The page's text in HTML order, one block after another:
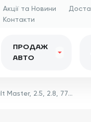
Акції та Новини
Контакти
ПРОДАЖ
АВТО
Шків колінвала Renault Master, 2.5, 2.8, 7701049685 OE